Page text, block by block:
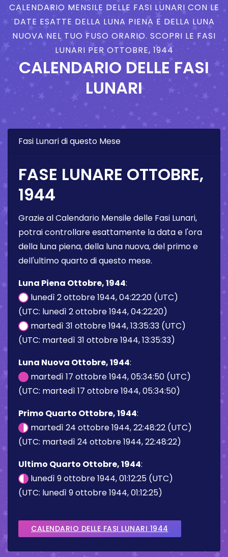
CALENDARIO MENSILE DELLE FASI LUNARI CON LE
DATE ESATTE DELLA LUNA PIENA E DELLA LUNA
NUOVA NEL TUO FUSO ORARIO. SCOPRI LE FASI
LUNARI PER OTTOBRE, 1944
CALENDARIO DELLE FASI
LUNARI
Fasi Lunari di questo Mese
FASE LUNARE OTTOBRE,
1944
Grazie al Calendario Mensile delle Fasi Lunari,
potrai controllare esattamente la data e l'ora
della luna piena, della luna nuova, del primo e
dell'ultimo quarto di questo mese.
Luna Piena Ottobre, 1944:
lunedì 2 ottobre 1944, 04:22:20 (UTC)
(UTC: lunedì 2 ottobre 1944, 04:22:20)
martedì 31 ottobre 1944, 13:35:33 (UTC)
(UTC: martedì 31 ottobre 1944, 13:35:33)
Luna Nuova Ottobre, 1944:
martedì 17 ottobre 1944, 05:34:50 (UTC)
(UTC: martedì 17 ottobre 1944, 05:34:50)
Primo Quarto Ottobre, 1944:
martedì 24 ottobre 1944, 22:48:22 (UTC)
(UTC: martedì 24 ottobre 1944, 22:48:22)
Ultimo Quarto Ottobre, 1944:
lunedì 9 ottobre 1944, 01:12:25 (UTC)
(UTC: lunedì 9 ottobre 1944, 01:12:25)
CALENDARIO DELLE FASI LUNARI 1944